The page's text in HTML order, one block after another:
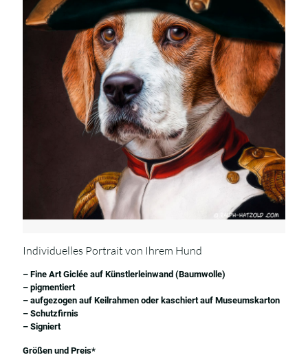
Individuelles Portrait von Ihrem Hund
– Fine Art Giclée auf Künstlerleinwand (Baumwolle)
– pigmentiert
– aufgezogen auf Keilrahmen oder kaschiert auf Museumskarton
– Schutzfirnis
– Signiert
Größen und Preis*